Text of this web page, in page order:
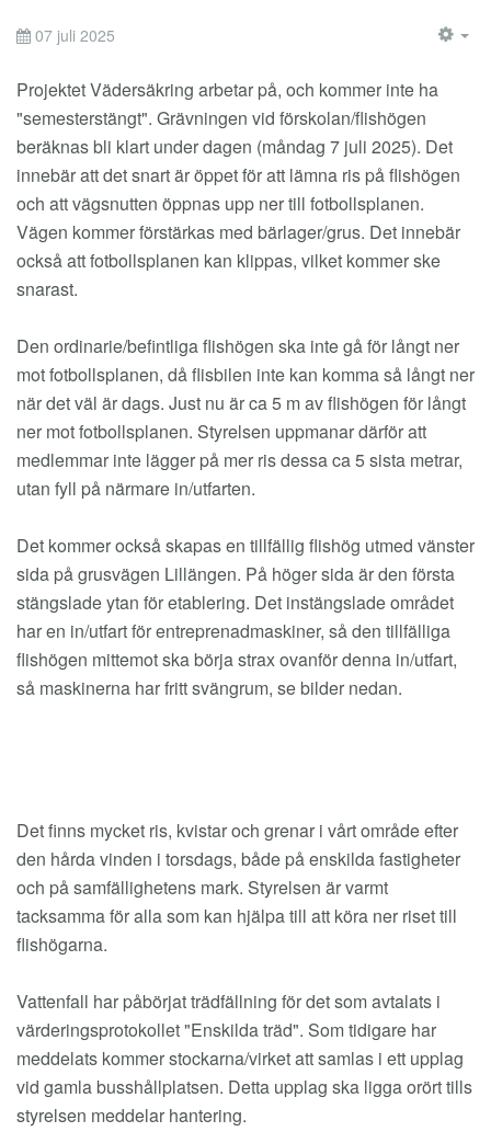
07 juli 2025
Projektet Vädersäkring arbetar på, och kommer inte ha
"semesterstängt". Grävningen vid förskolan/flishögen
beräknas bli klart under dagen (måndag 7 juli 2025). Det
innebär att det snart är öppet för att lämna ris på flishögen
och att vägsnutten öppnas upp ner till fotbollsplanen.
Vägen kommer förstärkas med bärlager/grus. Det innebär
också att fotbollsplanen kan klippas, vilket kommer ske
snarast.
Den ordinarie/befintliga flishögen ska inte gå för långt ner
mot fotbollsplanen, då flisbilen inte kan komma så långt ner
när det väl är dags. Just nu är ca 5 m av flishögen för långt
ner mot fotbollsplanen. Styrelsen uppmanar därför att
medlemmar inte lägger på mer ris dessa ca 5 sista metrar,
utan fyll på närmare in/utfarten.
Det kommer också skapas en tillfällig flishög utmed vänster
sida på grusvägen Lillängen. På höger sida är den första
stängslade ytan för etablering. Det instängslade området
har en in/utfart för entreprenadmaskiner, så den tillfälliga
flishögen mittemot ska börja strax ovanför denna in/utfart,
så maskinerna har fritt svängrum, se bilder nedan.
Det finns mycket ris, kvistar och grenar i vårt område efter
den hårda vinden i torsdags, både på enskilda fastigheter
och på samfällighetens mark. Styrelsen är varmt
tacksamma för alla som kan hjälpa till att köra ner riset till
flishögarna.
Vattenfall har påbörjat trädfällning för det som avtalats i
värderingsprotokollet "Enskilda träd". Som tidigare har
meddelats kommer stockarna/virket att samlas i ett upplag
vid gamla busshållplatsen. Detta upplag ska ligga orört tills
styrelsen meddelar hantering.